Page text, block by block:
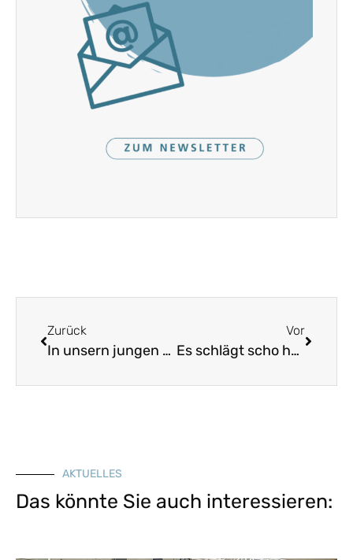
Zurück
In unsern jungen Jahren
Vor
Es schlägt scho halber neune, Fridolin
AKTUELLES
Das könnte Sie auch interessieren: